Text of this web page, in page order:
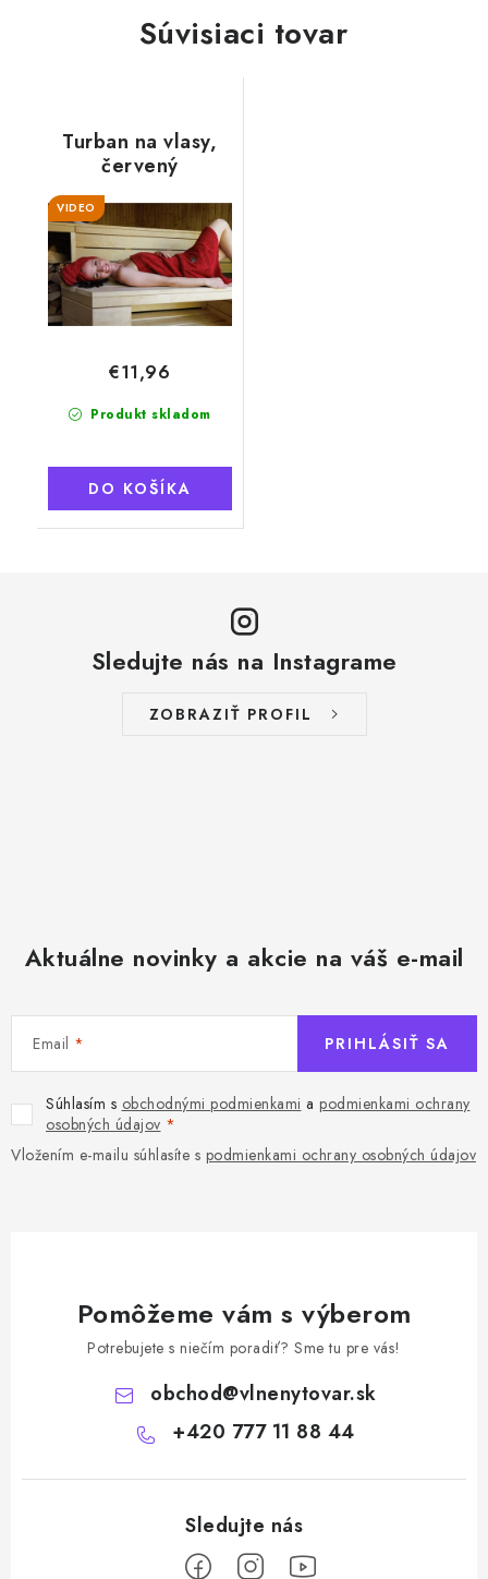
Súvisiaci tovar
Turban na vlasy,
červený
VIDEO
Produkt skladom
€11,96
DO KOŠÍKA
Sledujte nás na Instagrame
ZOBRAZIŤ PROFIL
Aktuálne novinky a akcie na váš e-mail
Email
Súhlasím s obchodnými podmienkami a podmienkami ochrany
osobných údajov
Vložením e-mailu súhlasíte s podmienkami ochrany osobných údajov
PRIHLÁSIŤ SA
Pomôžeme vám s výberom
Potrebujete s niečím poradiť? Sme tu pre vás!
obchod@vlnenytovar.sk
+420 777 11 88 44